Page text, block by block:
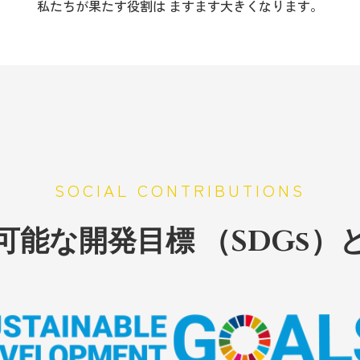
私たちが果たす役割は ますます大きくなります。
SOCIAL CONTRIBUTIONS
能な開発目標 （SDGs）